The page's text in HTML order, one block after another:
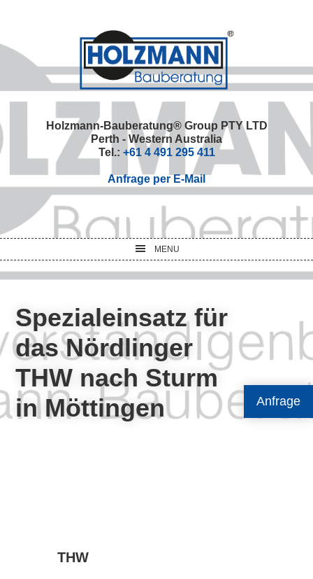
Anfrage
primary
navigation
main
content
primary
sidebar
footer
Holzmann-Bauberatung® Group PTY LTD
Perth - Western Australia
Tel.: +61 4 491 295 411
Anfrage per E-Mail
MENU
Spezialeinsatz für
das Nördlinger
THW nach Sturm
in Möttingen
THW